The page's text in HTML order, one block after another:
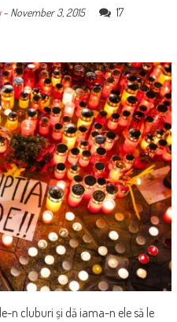
- November 3, 2015
17
n cluburi și dă iama-n ele să le